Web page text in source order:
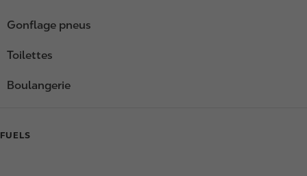
Gonflage pneus
Toilettes
Boulangerie
FUELS